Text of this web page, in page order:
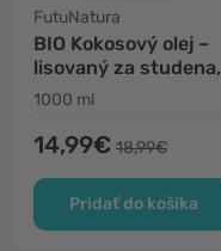
FutuNatura
BIO Kokosový olej –
lisovaný za studena,
nerafinovaný
1000 ml
14,99€ 18,99€
Pridať do košíka